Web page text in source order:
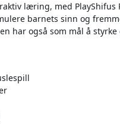
læring, med PlayShifus
barnets sinn og
har også som mål å